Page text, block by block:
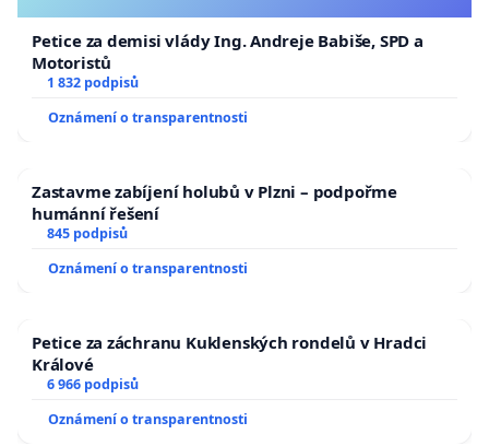
Petice za demisi vlády Ing. Andreje Babiše, SPD a
Motoristů
1 832 podpisů
Oznámení o transparentnosti
Zastavme zabíjení holubů v Plzni – podpořme
humánní řešení
845 podpisů
Oznámení o transparentnosti
Petice za záchranu Kuklenských rondelů v Hradci
Králové
6 966 podpisů
Oznámení o transparentnosti